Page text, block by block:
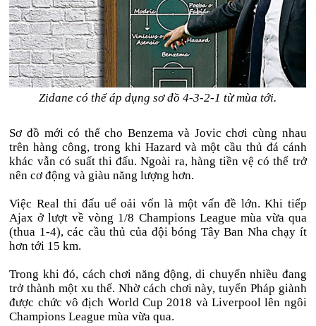
Zidane có thể áp dụng sơ đồ 4-3-2-1 từ mùa tới.
Sơ đồ mới có thể cho Benzema và Jovic chơi cùng nhau
trên hàng công, trong khi Hazard và một cầu thủ đá cánh
khác vẫn có suất thi đấu. Ngoài ra, hàng tiền vệ có thể trở
nên cơ động và giàu năng lượng hơn.
Việc Real thi đấu uể oải vốn là một vấn đề lớn. Khi tiếp
Ajax ở lượt về vòng 1/8 Champions League mùa vừa qua
(thua 1-4), các cầu thủ của đội bóng Tây Ban Nha chạy ít
hơn tới 15 km.
Trong khi đó, cách chơi năng động, di chuyển nhiều đang
trở thành một xu thế. Nhờ cách chơi này, tuyển Pháp giành
được chức vô địch World Cup 2018 và Liverpool lên ngôi
Champions League mùa vừa qua.